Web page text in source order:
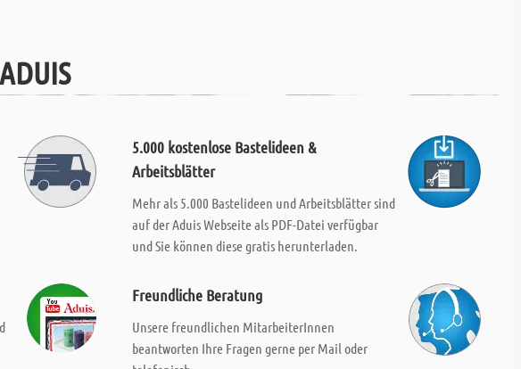
5.000 kostenlose Bastelideen &
Arbeitsblätter
Mehr als 5.000 Bastelideen und Arbeitsblätter sind
auf der Aduis Webseite als PDF-Datei verfügbar
und Sie können diese gratis herunterladen.
Freundliche Beratung
Unsere freundlichen MitarbeiterInnen
beantworten Ihre Fragen gerne per Mail oder